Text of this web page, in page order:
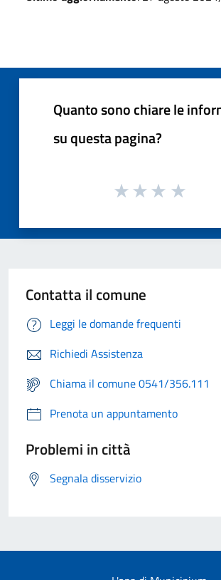
Quanto sono chiare le
su questa pagina?
Contatta il comune
Leggi le domande frequenti
Richiedi Assistenza
Chiama il comune 0541/356.111
Prenota un appuntamento
Problemi in città
Segnala disservizio